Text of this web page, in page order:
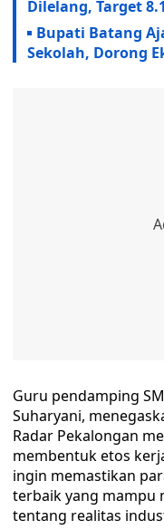
Dilelang, Target
Bupati Batang
Sekolah, Dorong
Guru pendamping
Suharyani,
Radar Pekalongan
membentuk etos
ingin memastikan
terbaik yang mampu
tentang realitas